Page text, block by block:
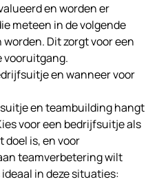
en worden er
meteen in de volgende
Dit zorgt voor een
vooruitgang.
en wanneer voor
en teambuilding hangt
voor een bedrijfsuitje als
is, en voor
teamverbetering wilt
ideaal in deze situaties: